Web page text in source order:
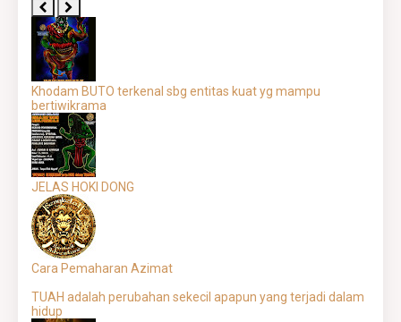
Khodam BUTO terkenal sbg entitas kuat yg mampu
bertiwikrama
JELAS HOKI DONG
Cara Pemaharan Azimat
TUAH adalah perubahan sekecil apapun yang terjadi dalam
hidup